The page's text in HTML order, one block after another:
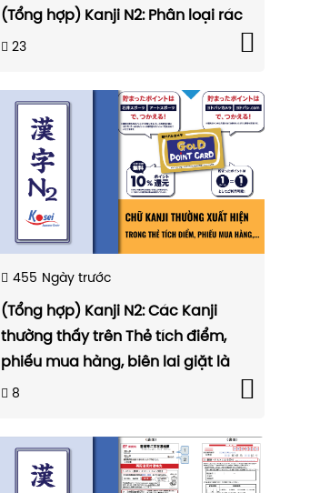
(Tổng hợp) Kanji N2: Phân loại rác
23
455 Ngày trước
(Tổng hợp) Kanji N2: Các Kanji
thường thấy trên Thẻ tích điểm,
phiếu mua hàng, biên lai giặt là
8